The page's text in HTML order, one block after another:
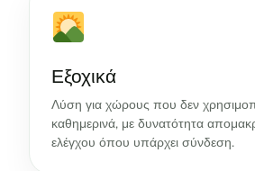
Εξοχικά
Λύση για χώρους που δεν
καθημερινά, με δυνατότητα
ελέγχου όπου υπάρχει σύνδεση.